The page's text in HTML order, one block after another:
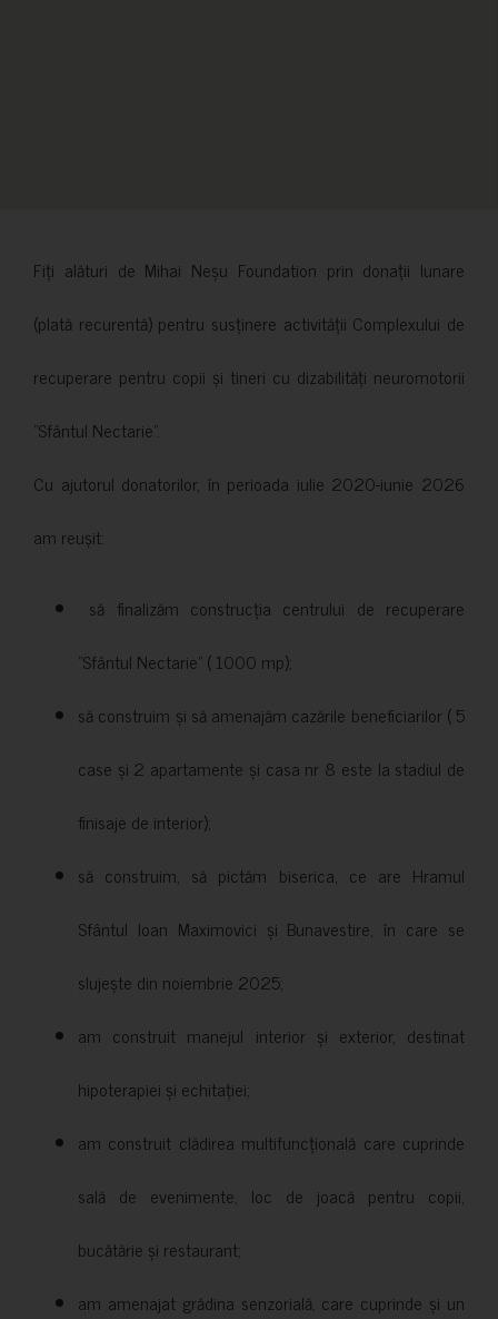
Fiți alături de Mihai Neșu Foundation prin donații lunare
(plată recurentă) pentru susținere activității Complexului de
recuperare pentru copii și tineri cu dizabilități neuromotorii
”Sfântul Nectarie”.
Cu ajutorul donatorilor, în perioada iulie 2020-iunie 2026
am reușit:
să finalizăm construcția centrului de recuperare
”Sfântul Nectarie” ( 1000 mp);
să construim și să amenajăm cazările beneficiarilor ( 5
case și 2 apartamente și casa nr 8 este la stadiul de
finisaje de interior);
să construim, să pictăm biserica, ce are Hramul
Sfântul Ioan Maximovici și Bunavestire, în care se
slujește din noiembrie 2025;
am construit manejul interior și exterior, destinat
hipoterapiei și echitației;
am construit clădirea multifuncțională care cuprinde
sală de evenimente, loc de joacă pentru copii,
bucătărie și restaurant;
am amenajat grădina senzorială, care cuprinde și un